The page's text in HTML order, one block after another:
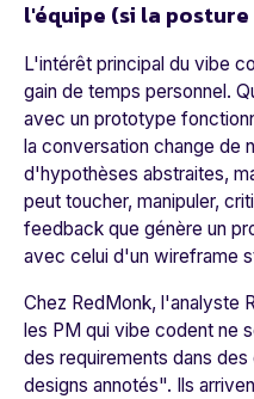
l'équipe (si la
L'intérêt principal du vibe
gain de temps personnel.
avec un prototype
la conversation change de
d'hypothèses abstraites,
peut toucher, manipuler,
feedback que génère un
avec celui d'un wireframe
Chez RedMonk, l'analyste
les PM qui vibe codent ne
des requirements dans
designs annotés". Ils